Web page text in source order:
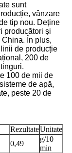
sunt
vânzare
tip nou. Deține
producători și
În plus,
de producție
200 de
100 de mii de
de apă,
peste 20 de
RezultateUnitate
0,49
g/10
min